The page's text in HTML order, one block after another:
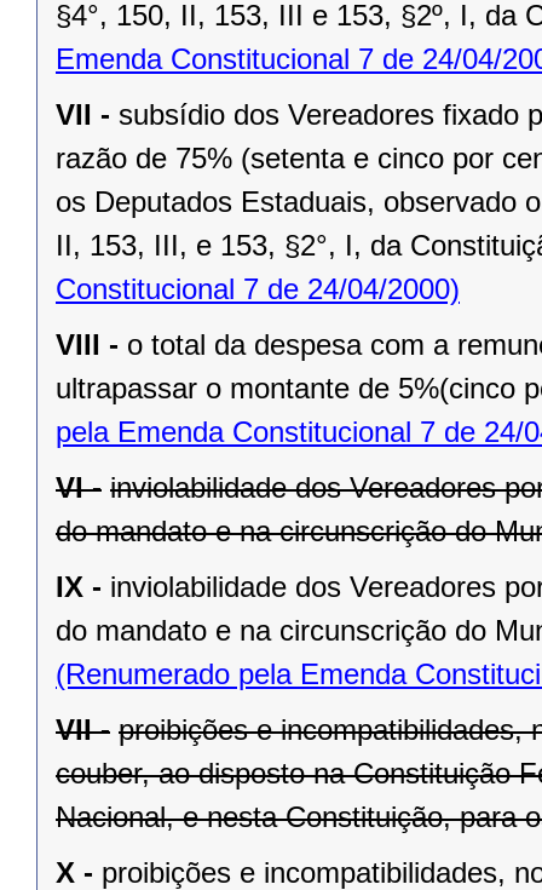
§4°, 150, II, 153, III e 153, §2º, I, da
Emenda Constitucional 7 de 24/04/
VII - subsídio dos Vereadores fixado
razão de 75% (setenta e cinco por
os Deputados Estaduais, observado
II, 153, III, e 153, §2°, I, da
Constitucional 7 de 24/04/2000)
VIII - o total da despesa com a
ultrapassar o montante de 5%(cinco
pela Emenda Constitucional 7 de 24/
VI - inviolabilidade dos Vereadores
do mandato e na circunscrição do
IX - inviolabilidade dos Vereadores
do mandato e na circunscrição do
(Renumerado pela Emenda
VII - proibições e incompatibilidades,
couber, ao disposto na Constituição
Nacional, e nesta Constituição, para
X - proibições e incompatibilidades,